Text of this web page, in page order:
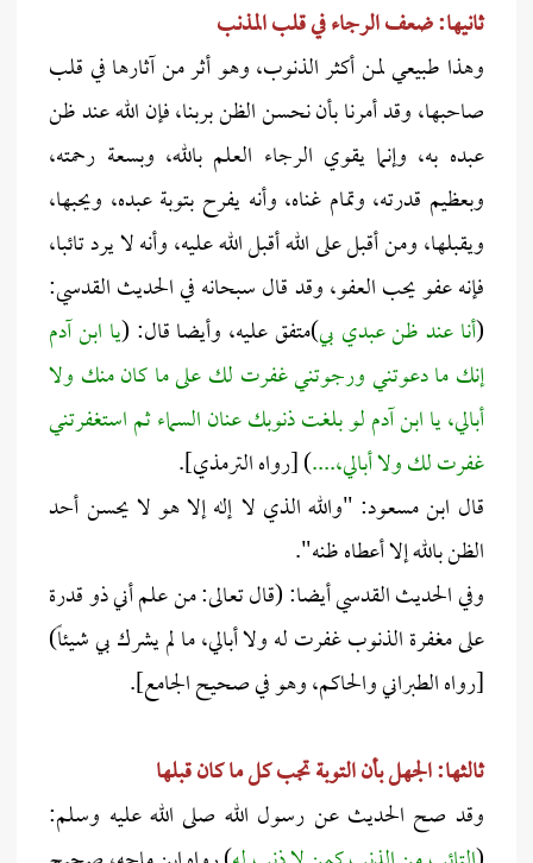
ثانيها: ضعف الرجاء في قلب المذنب
وهذا طبيعي لمن أكثر الذنوب، وهو أثر من آثارها في قلب
صاحبها، وقد أمرنا بأن نحسن الظن بربنا، فإن الله عند ظن
عبده به، وإنما يقوي الرجاء العلم بالله، وبسعة رحمته،
وبعظيم قدرته، وتمام غناه، وأنه يفرح بتوبة عبده، ويحبها،
ويقبلها، ومن أقبل على الله أقبل الله عليه، وأنه لا يرد تائبا،
فإنه عفو يحب العفو، وقد قال سبحانه في الحديث القدسي:
(أنا عند ظن عبدي بي)متفق عليه، وأيضا قال: (يا ابن آدم
إنك ما دعوتني ورجوتني غفرت لك على ما كان منك ولا
أبالي، يا ابن آدم لو بلغت ذنوبك عنان السماء ثم استغفرتني
غفرت لك ولا أبالي،....) [رواه الترمذي].
قال ابن مسعود: "والله الذي لا إله إلا هو لا يحسن أحد
الظن بالله إلا أعطاه ظنه".
وفي الحديث القدسي أيضا: (قال تعالى: من علم أني ذو قدرة
على مغفرة الذنوب غفرت له ولا أبالي، ما لم يشرك بي شيئاً)
[رواه الطبراني والحاكم، وهو في صحيح الجامع].
ثالثها: الجهل بأن التوبة تجب كل ما كان قبلها
وقد صح الحديث عن رسول الله صلى الله عليه وسلم: